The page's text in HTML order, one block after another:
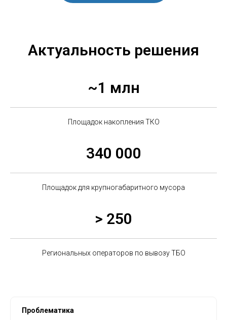
Актуальность решения
~1 млн
Площадок накопления ТКО
340 000
Площадок для крупногабаритного мусора
> 250
Региональных операторов по вывозу ТБО
Проблематика